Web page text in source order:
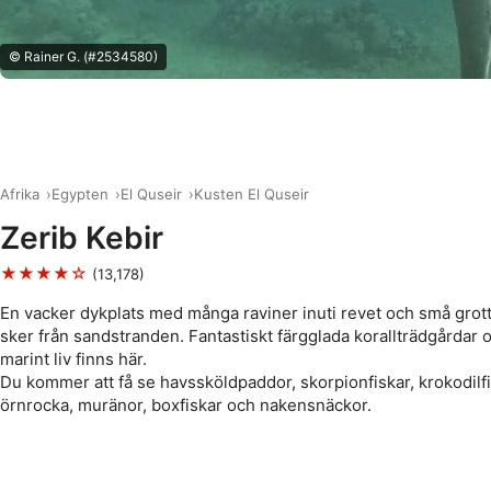
© Rainer G. (#2534580)
Afrika Egypten El Quseir Kusten El Quseir
Zerib Kebir
★★★★☆ (13,178)
En vacker dykplats med många raviner inuti revet och små
sker från sandstranden. Fantastiskt färgglada korallträdgårdar
marint liv finns här.
Du kommer att få se havssköldpaddor, skorpionfiskar,
örnrocka, muränor, boxfiskar och nakensnäckor.